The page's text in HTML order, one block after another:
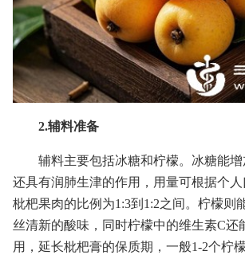
2.辅料准备
辅料主要包括冰糖和柠檬。冰糖能增
还具有润肺生津的作用，用量可根据个
枇杷果肉的比例为1:3到1:2之间。柠檬则
丝清新的酸味，同时柠檬中的维生素C还
用，延长枇杷膏的保质期，一般1-2个柠檬